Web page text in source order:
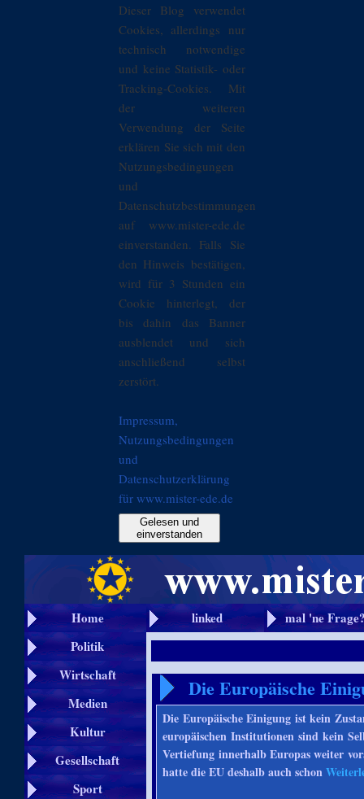
Dieser Blog verwendet
Cookies, allerdings nur
technisch notwendige
und keine Statistik- oder
Tracking-Cookies. Mit
der weiteren
Verwendung der Seite
erklären Sie sich mit den
Nutzungsbedingungen
und
Datenschutzbestimmungen
auf www.mister-ede.de
einverstanden. Falls Sie
den Hinweis bestätigen,
wird für 3 Stunden ein
Cookie hinterlegt, der
bis dahin das Banner
ausblendet und sich
anschließend selbst
zerstört.
Impressum,
Nutzungsbedingungen
und
Datenschutzerklärung
für www.mister-ede.de
Gelesen und
einverstanden
Home linked
mal 'ne
Politik
Wirtschaft
Medien
Kultur
Gesellschaft
Sport
Die Europäische
Die Europäische Einigung ist kein
europäischen Institutionen sind kein
Vertiefung innerhalb Europas weiter
hatte die EU deshalb auch schon